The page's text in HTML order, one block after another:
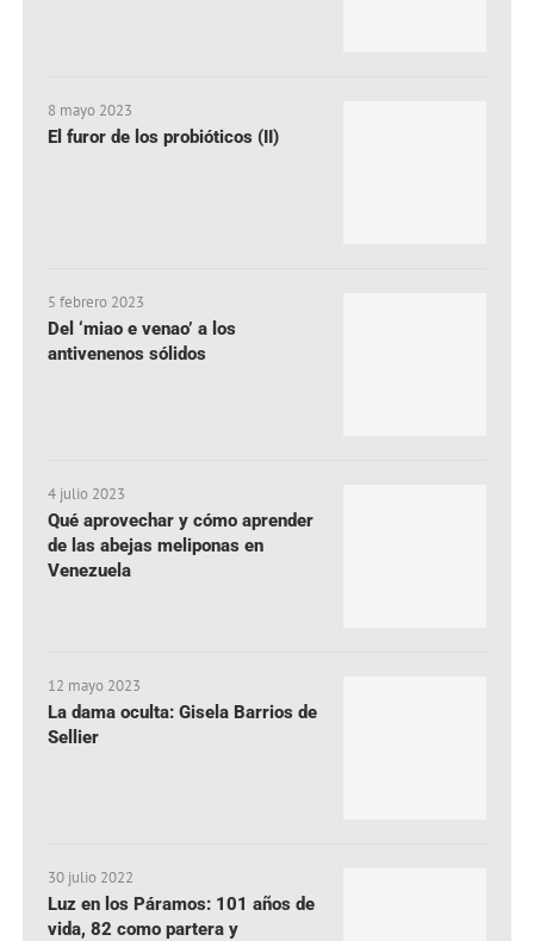
8 mayo 2023
El furor de los probióticos (II)
5 febrero 2023
Del ‘miao e venao’ a los
antivenenos sólidos
4 julio 2023
Qué aprovechar y cómo aprender
de las abejas meliponas en
Venezuela
12 mayo 2023
La dama oculta: Gisela Barrios de
Sellier
30 julio 2022
Luz en los Páramos: 101 años de
vida, 82 como partera y